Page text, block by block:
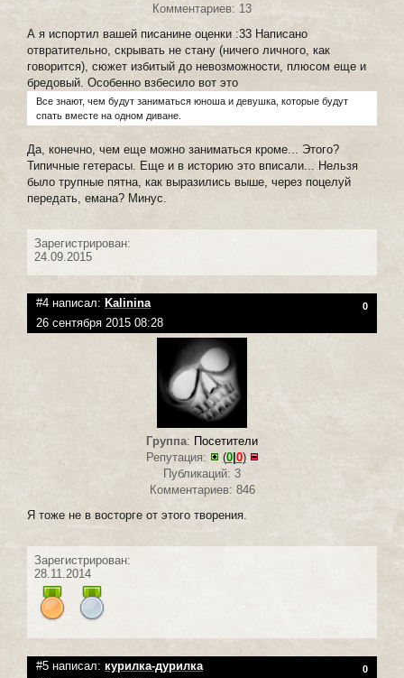
Комментариев: 13
А я испортил вашей писанине оценки :33 Написано
отвратительно, скрывать не стану (ничего личного, как
говорится), сюжет избитый до невозможности, плюсом еще и
бредовый. Особенно взбесило вот это
Все знают, чем будут заниматься юноша и девушка, которые будут
спать вместе на одном диване.
Да, конечно, чем еще можно заниматься кроме... Этого?
Типичные гетерасы. Еще и в историю это вписали... Нельзя
было трупные пятна, как выразились выше, через поцелуй
передать, емана? Минус.
Зарегистрирован:
24.09.2015
#4 написал: Kalinina 0
26 сентября 2015 08:28
Группа: Посетители
Репутация:
(0| 0)
Публикаций: 3
Комментариев: 846
Я тоже не в восторге от этого творения.
Зарегистрирован:
28.11.2014
#5 написал: курилка-дурилка 0